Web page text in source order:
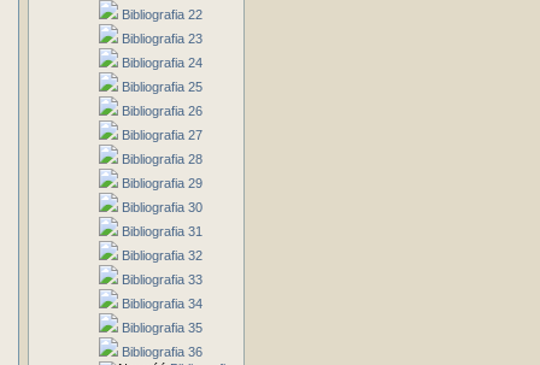
Bibliografia 22
Bibliografia 23
Bibliografia 24
Bibliografia 25
Bibliografia 26
Bibliografia 27
Bibliografia 28
Bibliografia 29
Bibliografia 30
Bibliografia 31
Bibliografia 32
Bibliografia 33
Bibliografia 34
Bibliografia 35
Bibliografia 36